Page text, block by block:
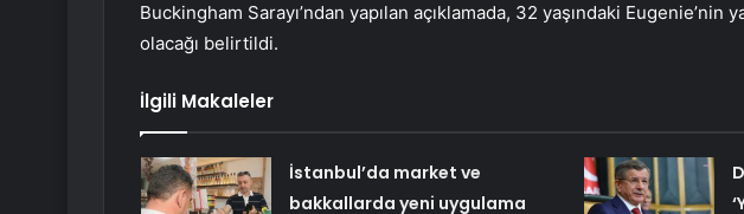
Buckingham Sarayı’ndan yapılan açıklamada, 32 yaşındaki Eugenie’nin
olacağı belirtildi.
İlgili Makaleler
İstanbul’da market ve
bakkallarda yeni uygulama